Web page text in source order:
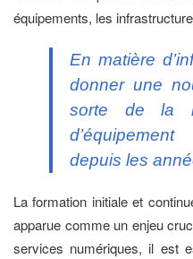
équipements, les
En matière
donner une
sorte de la
depuis les
La formation initiale et
apparue comme un enjeu
services numériques, il est